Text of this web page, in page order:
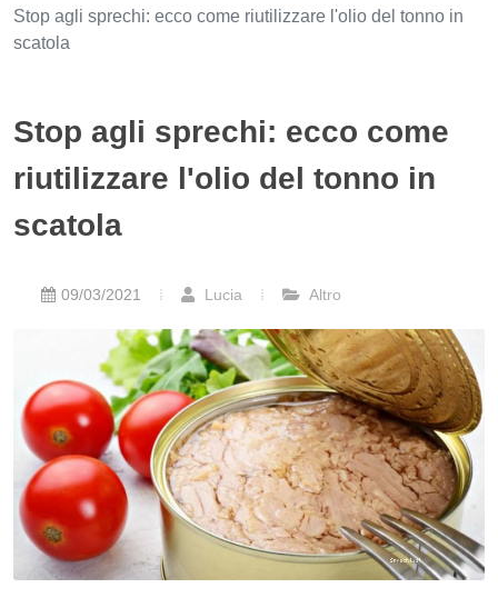
Stop agli sprechi: ecco come riutilizzare l'olio del tonno in
scatola
Stop agli sprechi: ecco come
riutilizzare l'olio del tonno in
scatola
09/03/2021 Lucia Altro